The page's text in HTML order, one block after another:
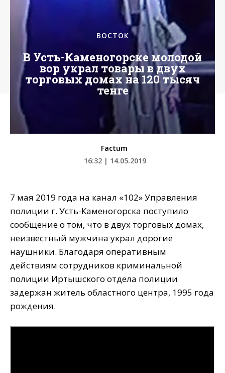
ВОСТОК
В Усть-Каменогорске молодой
вор украл товары в двух
торговых домах на 120 тысяч
тенге
Factum
16:32 | 14.05.2019
7 мая 2019 года на канал «102» Управления
полиции г. Усть-Каменогорска поступило
сообщение о том, что в двух торговых домах,
неизвестный мужчина украл дорогие
наушники. Благодаря оперативным
действиям сотрудников криминальной
полиции Иртышского отдела полиции
задержан житель областного центра, 1995 года
рождения.